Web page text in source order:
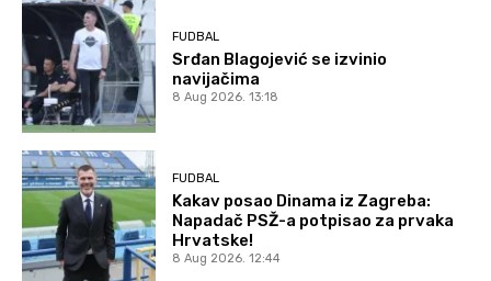
FUDBAL
Srđan Blagojević se izvinio
navijačima
8 Aug 2026. 13:18
FUDBAL
Kakav posao Dinama iz Zagreba:
Napadač PSŽ-a potpisao za prvaka
Hrvatske!
8 Aug 2026. 12:44